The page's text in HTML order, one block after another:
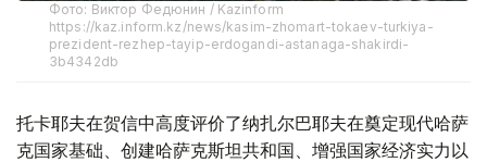
Фото: Виктор Федюнин / Kazinform
https://kaz.inform.kz/news/kasim-zhomart-tokaev-turkiya-
prezident-rezhep-tayip-erdogandi-astanaga-shakirdi-
3b4342db
托卡耶夫在贺信中高度评价了纳扎尔巴耶夫在奠定现代哈萨
克国家基础、创建哈萨克斯坦共和国、增强国家经济实力以